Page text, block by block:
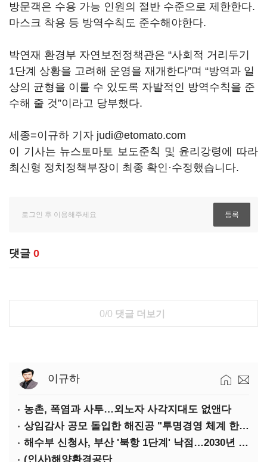
방문객은 수용 가능 인원의 절반 수준으로 제한한다.
마스크 착용 등 방역수칙도 준수해야한다.
박연재 환경부 자연보전정책관은 “사회적 거리두기
1단계 상황을 고려해 운영을 재개한다”며 “방역과 일
상의 균형을 이룰 수 있도록 자발적인 방역수칙을 준
수해 줄 것”이라고 당부했다.
세종=이규하 기자 judi@etomato.com
이 기사는 뉴스토마토 보도준칙 및 윤리강령에 따라
최신형 정치정책부장이 최종 확인·수정했습니다.
댓글 0
0/0 댓글 더보기
이규하
농촌, 폭염과 사투…외노자 사각지대도 없앤다
상임감사 공모 돌입한 해진공 "투명경영 체계 한층 강화"
해수부 신청사, 부산 '북항 1단계' 낙점…2030년 완공 목표
(인사)해양환경공단